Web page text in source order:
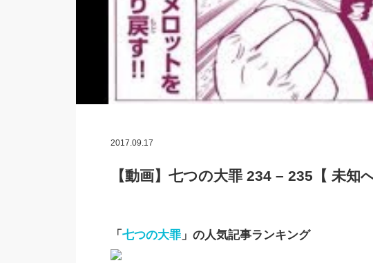
2017.09.17
【動画】七つの大罪 234 – 235【 未
「 七つの大罪」の人気記事ランキング